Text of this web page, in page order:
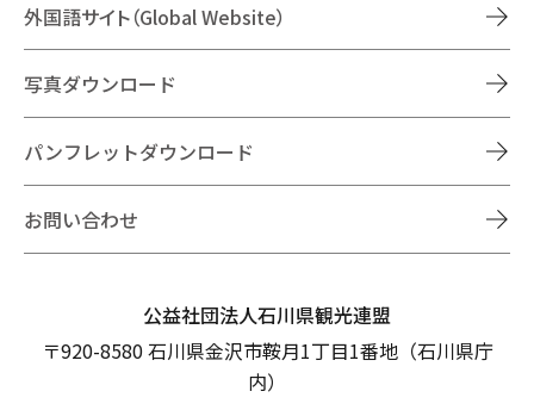
外国語サイト（Global Website）
写真ダウンロード
パンフレットダウンロード
お問い合わせ
公益社団法人石川県観光連盟
〒920-8580 石川県金沢市鞍月1丁目1番地（石川県庁
内）